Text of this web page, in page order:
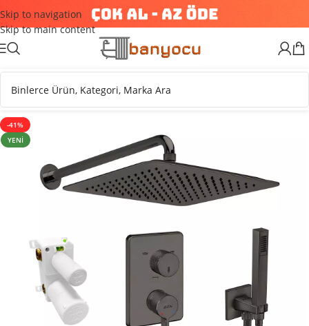
Skip to navigation
Skip to main content
-41%
YENI